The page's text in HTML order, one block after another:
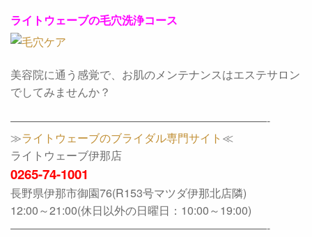
ライトウェーブの毛穴洗浄コース
美容院に通う感覚で、お肌のメンテナンスはエステサロン
でしてみませんか？
———————————————————————-
≫ライトウェーブのブライダル専門サイト ≪
ライトウェーブ伊那店
0265-74-1001
長野県伊那市御園76(R153号マツダ伊那北店隣)
12:00～21:00(休日以外の日曜日：10:00～19:00)
———————————————————————-